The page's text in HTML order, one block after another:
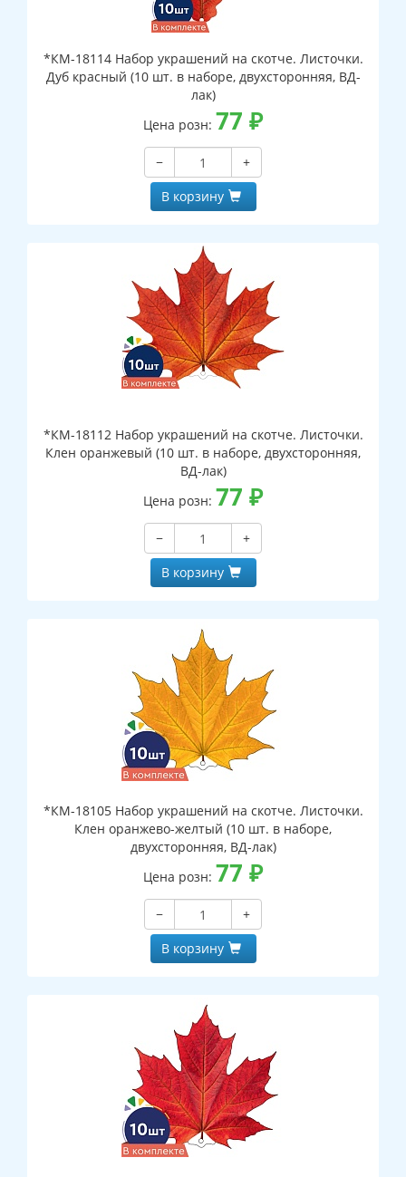
*КМ-18114 Набор украшений на скотче. Листочки.
Дуб красный (10 шт. в наборе, двухсторонняя, ВД-
лак)
Цена розн: 77 ₽
−
+
В корзину
*КМ-18112 Набор украшений на скотче. Листочки.
Клен оранжевый (10 шт. в наборе, двухсторонняя,
ВД-лак)
Цена розн: 77 ₽
−
+
В корзину
*КМ-18105 Набор украшений на скотче. Листочки.
Клен оранжево-желтый (10 шт. в наборе,
двухсторонняя, ВД-лак)
Цена розн: 77 ₽
−
+
В корзину